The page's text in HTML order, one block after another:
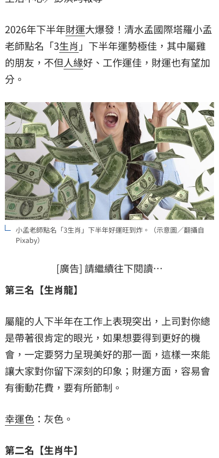
2026年下半年財運大爆發！清水孟國際塔羅小孟
老師點名「3生肖 」下半年運勢極佳，其中屬雞
的朋友，不但人緣好、工作運佳，財運也有望加
分。
小孟老師點名「3生肖」下半年好運旺到炸。（示意圖／翻攝自
Pixaby）
[廣告] 請繼續往下閱讀…
第三名【生肖龍】
屬龍的人下半年在工作上表現突出，上司對你總
是帶著很肯定的眼光，如果想要得到更好的機
會，一定要努力呈現美好的那一面，這樣一來能
讓大家對你留下深刻的印象；財運方面，容易會
有衝動花費，要有所節制。
幸運色 ：灰色。
第二名【生肖牛】